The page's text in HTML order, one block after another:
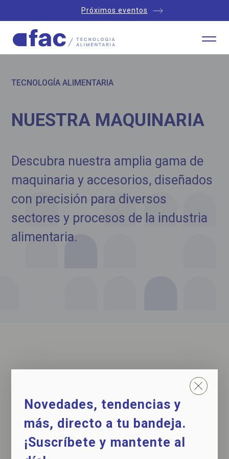
Próximos eventos
TECNOLOGÍA ALIMENTARIA
NUESTRA MAQUINARIA
Descubra nuestra amplia gama de
maquinaria y accesorios, diseñados
con precisión para diversos
sectores y procesos de la industria
alimentaria.
Novedades, tendencias y
más, directo a tu bandeja.
¡Suscríbete y mantente al